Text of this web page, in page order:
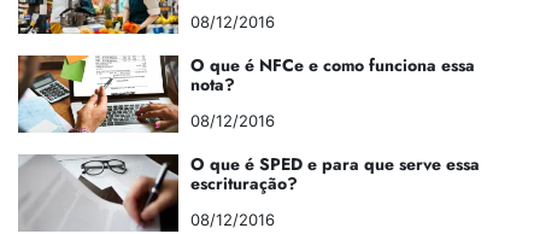
08/12/2016
O que é NFCe e como funciona essa
nota?
08/12/2016
O que é SPED e para que serve essa
escrituração?
08/12/2016